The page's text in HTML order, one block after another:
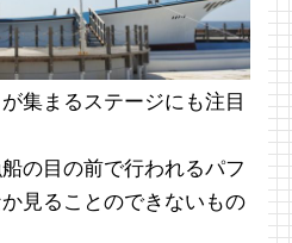
集まるステージにも注目
の目の前で行われるパフ
見ることのできないもの